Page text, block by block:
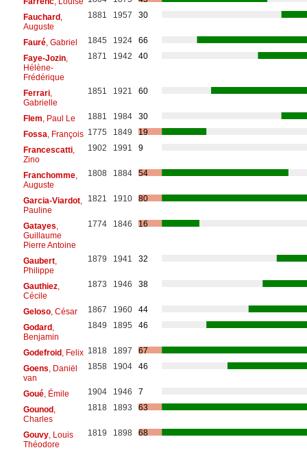
Fauchard,
Auguste
1881 1957 30
Fauré, Gabriel 1845 1924
66
Faye-Jozin,
Hélène-
Frédérique
1871 1942 40
Ferrari,
Gabrielle
1851 1921 60
Flem , Paul Le 1881 1984
30
Fossa , François 1775 1849
19
Francescatti,
Zino
1902 1991 9
Franchomme,
Auguste
1808 1884 54
Garcia-Viardot,
Pauline
1821 1910 80
Gatayes
Guillaume
Pierre Antoine
1774 1846 16
Gaubert,
Philippe
1879 1941 32
Gauthiez,
Cécile
1873 1946 38
Geloso, César 1867 1960
44
Godard,
Benjamin
1849 1895 46
Godefroid, Felix 1818 1897
67
Goens , Daniël
van
1858 1904 46
Goué, Émile 1904 1946
7
Gounod,
Charles
1818 1893 63
Gouvy, Louis
Théodore
1819 1898 68